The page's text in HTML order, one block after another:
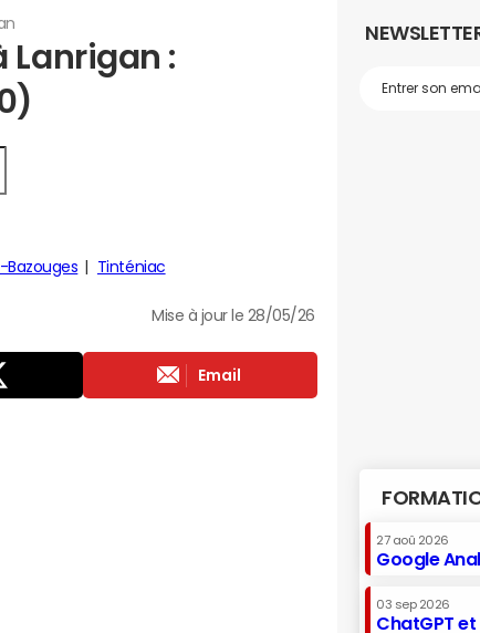
Lanrigan :
Bazouges Tinténiac
Mise à jour le 28/05/26
Email
27 aoû 2026
Google
03 sep 2026
ChatGPT